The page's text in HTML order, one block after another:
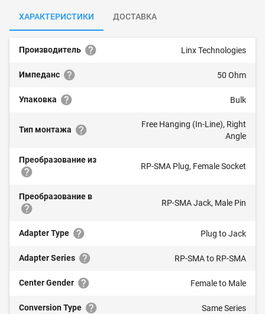
ХАРАКТЕРИСТИКИ ДОСТАВКА
Производитель Linx Technologies
Импеданс 50 Ohm
Упаковка Bulk
Тип монтажа
Free Hanging (In-Line), Right
Angle
Преобразование из
RP-SMA Plug, Female Socket
Преобразование в
RP-SMA Jack, Male Pin
Adapter Type Plug to Jack
Adapter Series RP-SMA to RP-SMA
Center Gender Female to Male
Conversion Type Same Series